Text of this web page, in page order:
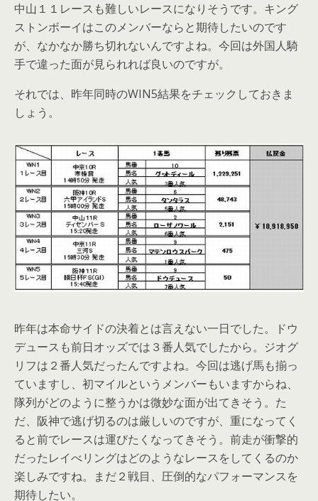
中山１１レースも難しいレースになりそうです。キング
ストンボーイはこのメンバーならと期待したいのです
が、なかなか勝ち切れないんですよね。今回は外国人騎
手で違った面が見られれば良いのですが。
それでは、昨年同時のWIN5結果をチェックしておきま
しょう。
昨年は本命サイドの決着とは言えない一日でした。ドウ
デュースも前日オッズでは３番人気でしたから。ジオグ
リフは２番人気だったんですよね。今回は逃げ馬も揃っ
ていますし、初マイルというメンバーもいますからね、
隊列がどのように整うかは微妙な面が出てきそう。た
だ、阪神で逃げ切るのは厳しいのですが、重になってく
ると前でレースは運びたくなってきそう。前走が衝撃的
だったレイべリングはどのようなレースをしてくるのか
楽しみですね。まだ２戦目、圧倒的なパフォーマンスを
期待したい。